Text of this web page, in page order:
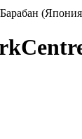
Барабан